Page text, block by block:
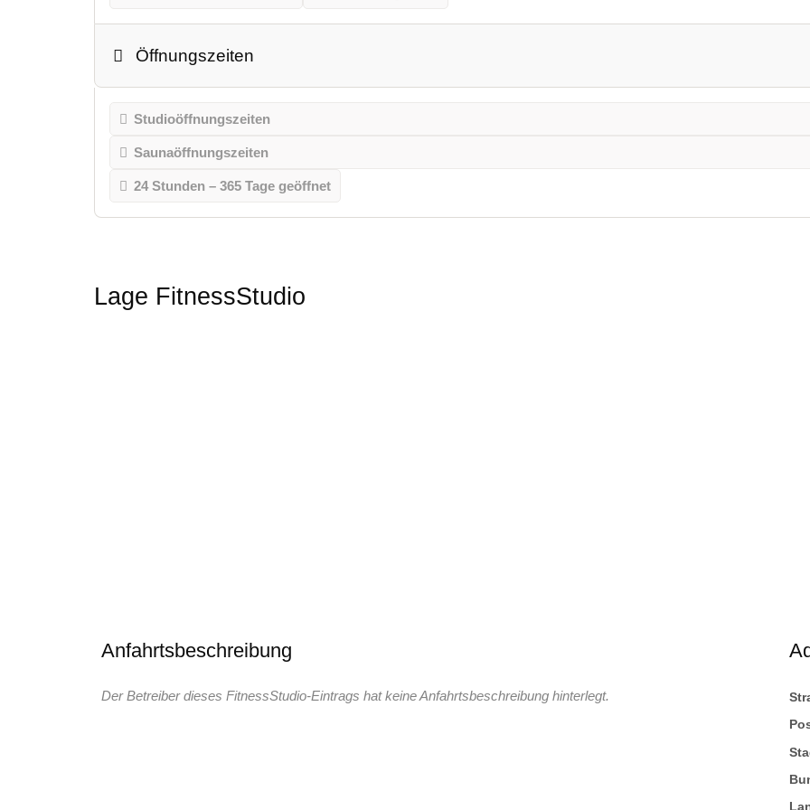
Öffnungszeiten
Studioöffnungszeiten
Saunaöffnungszeiten
24 Stunden – 365 Tage geöffnet
Lage FitnessStudio
Anfahrtsbeschreibung
Der Betreiber dieses FitnessStudio-Eintrags hat keine Anfahrtsbeschreibung hinterlegt.